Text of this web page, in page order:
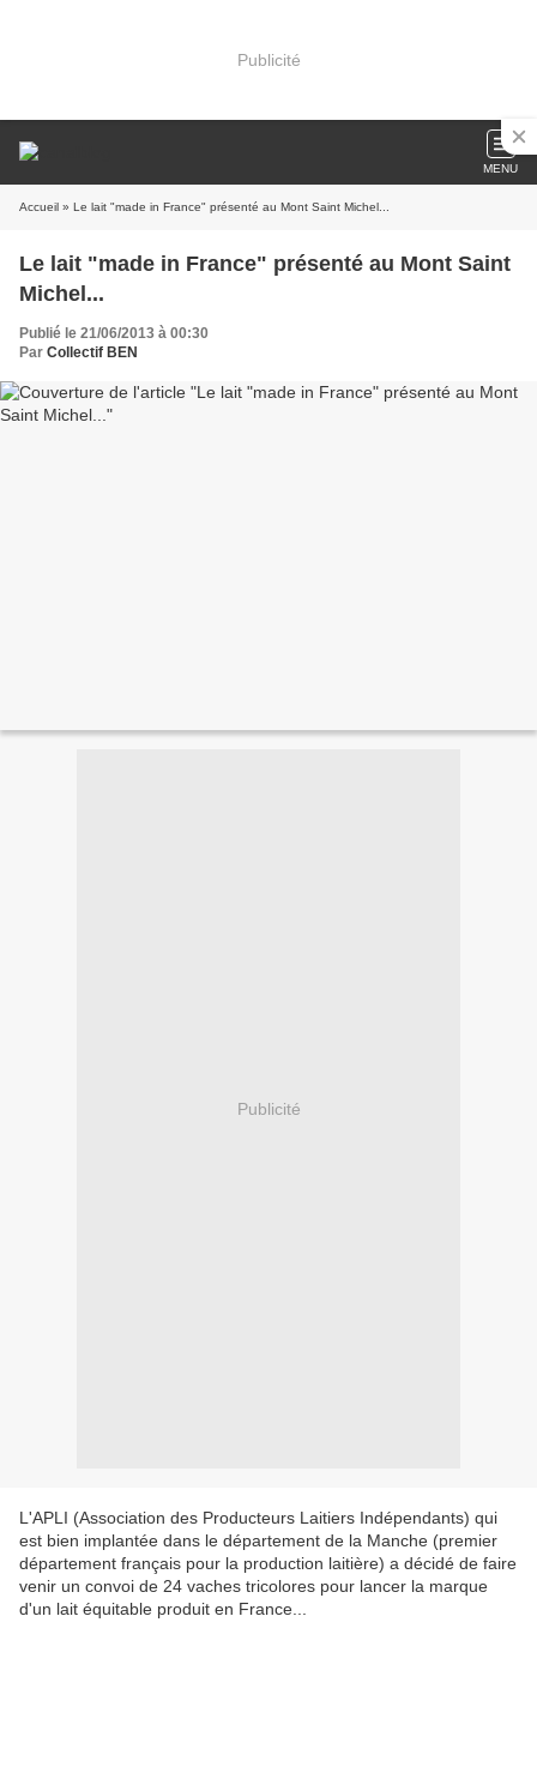
Publicité
MENU
Accueil » Le lait "made in France" présenté au Mont Saint Michel...
Le lait "made in France" présenté au Mont Saint
Michel...
Publié le 21/06/2013 à 00:30
Par Collectif BEN
Publicité
L'APLI (Association des Producteurs Laitiers Indépendants) qui
est bien implantée dans le département de la Manche (premier
département français pour la production laitière) a décidé de faire
venir un convoi de 24 vaches tricolores pour lancer la marque
d'un lait équitable produit en France...